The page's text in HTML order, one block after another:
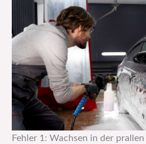
Fehler 1: Wachsen in der prallen